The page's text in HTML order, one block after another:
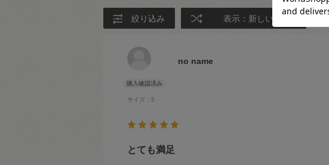
絞り込み 表示：新しい順
no name
サイズ：5
とても満足